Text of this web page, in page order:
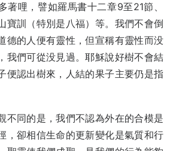
著哩，譬如羅馬書十二章9至21節、
寶訓（特別是八福）等。我們不會倒
德的人便有靈性，但宣稱有靈性而没
我們可從没見過。耶穌說好樹不會結
便認出樹來，人結的果子主要仍是指
不同的是，我們不認為外在的合模是
，卻相信生命的更新變化是氣質和行